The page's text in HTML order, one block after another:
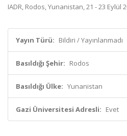
IADR, Rodos, Yunanistan, 21 - 23 Eylül
Yayın Türü: Bildiri / Yayınlanmadı
Basıldığı Şehir: Rodos
Basıldığı Ülke: Yunanistan
Gazi Üniversitesi Adresli: Evet